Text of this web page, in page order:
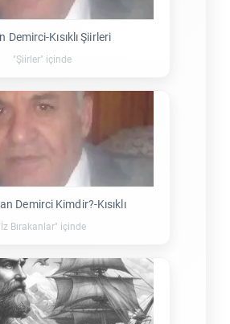
Demirci-Kısıklı Şiirleri
"Şiirler" içinde
Demirci Kimdir?-Kısıklı
Bırakanlar" içinde